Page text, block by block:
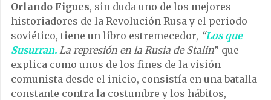
Orlando Figues, sin duda uno de los mejores
historiadores de la Revolución Rusa y el periodo
soviético, tiene un libro estremecedor, “Los que
Susurran. La represión en la Rusia de Stalin” que
explica como unos de los fines de la visión
comunista desde el inicio, consistía en una batalla
constante contra la costumbre y los hábitos,